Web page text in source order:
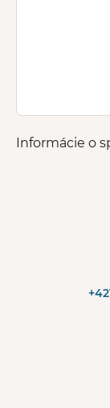
Informácie o